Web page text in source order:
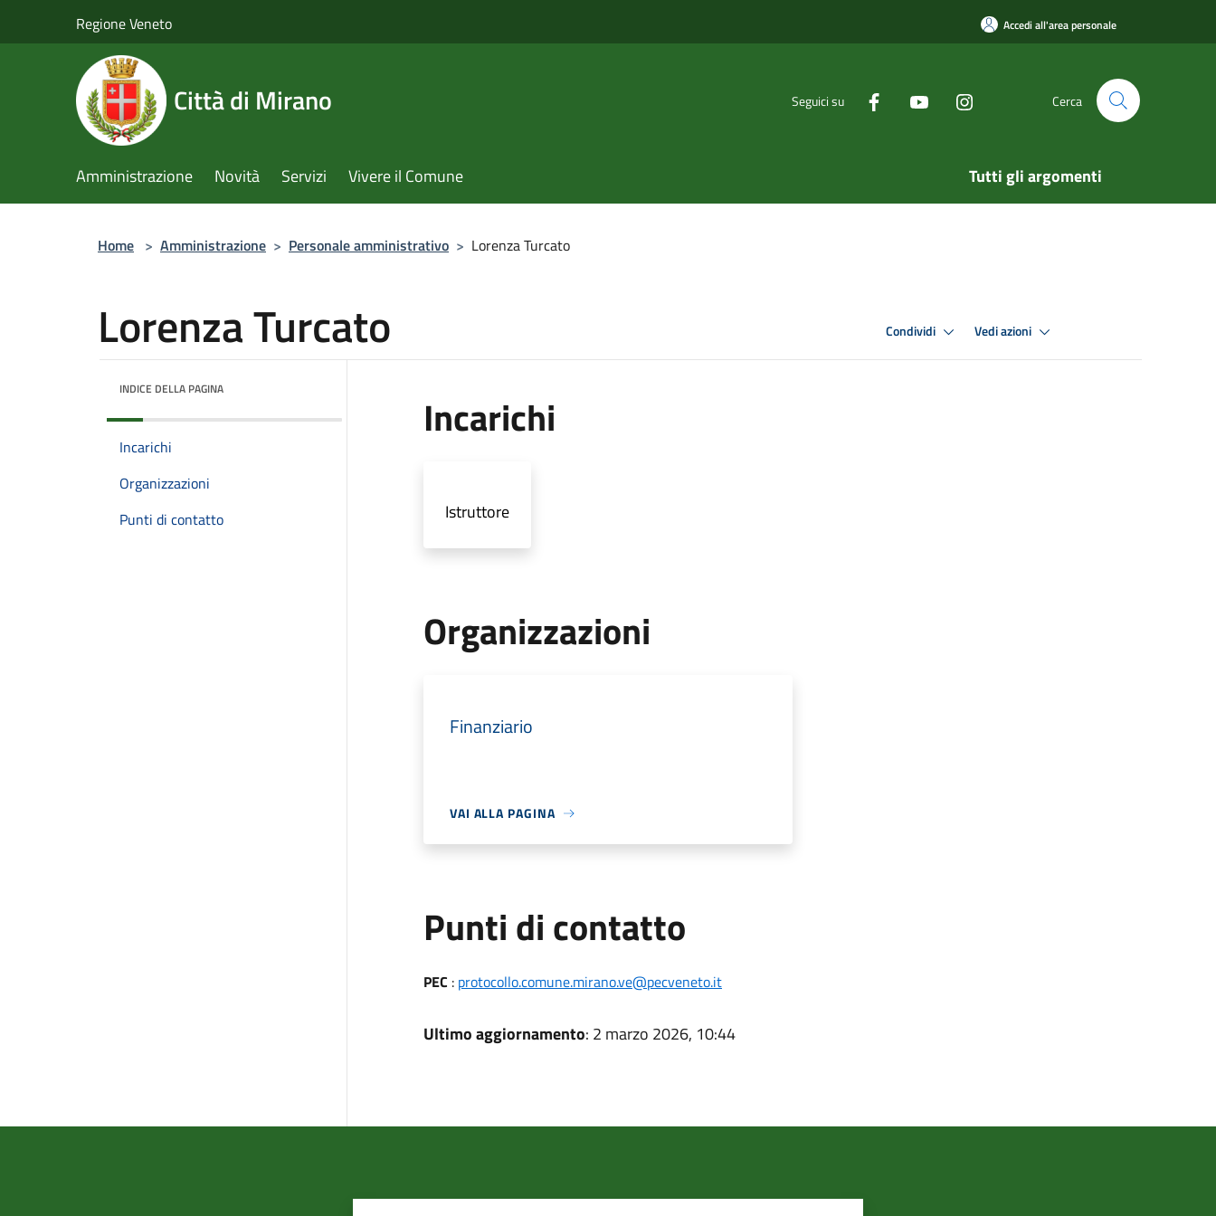
Regione Veneto Accedi all'area personale
Città di Mirano Seguici su Cerca
Amministrazione Novità Servizi Vivere il Comune Tutti gli argomenti
Home > Amministrazione > Personale amministrativo > Lorenza Turcato
Lorenza Turcato Condividi Vedi azioni
INDICE DELLA PAGINA
Incarichi
Organizzazioni
Punti di contatto
Incarichi
Istruttore
Organizzazioni
Finanziario
VAI ALLA PAGINA
Punti di contatto
PEC : protocollo.comune.mirano.ve@pecveneto.it
Ultimo aggiornamento: 2 marzo 2026, 10:44